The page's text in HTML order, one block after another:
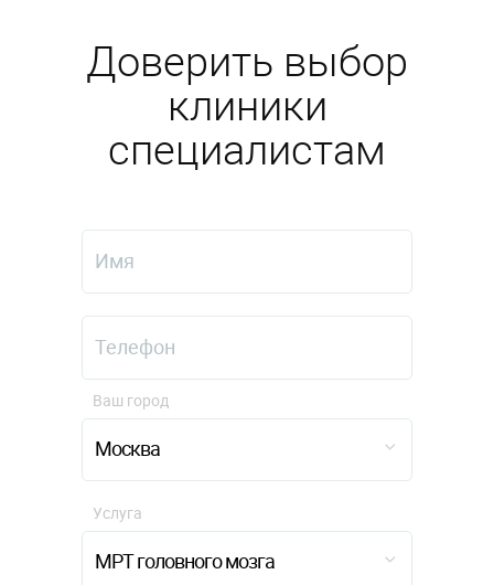
Доверить выбор
клиники
специалистам
Москва
Ваш город
МРТ головного мозга
Услуга